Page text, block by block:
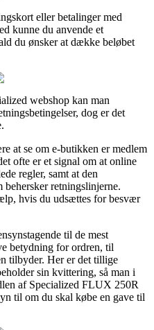
eller betalinger med
kunne du anvende et
du ønsker at dække beløbet
webshop kan man
dog er det
at se om e-butikken er medlem
ofte er et signal om at online
regler, samt at den
behersker retningslinjerne.
hvis du udsættes for besvær
til de mest
betydning for ordren, til
tilbyder. Her er det tillige
sin kvittering, så man i
af Specialized FLUX 250R
til om du skal købe en gave til